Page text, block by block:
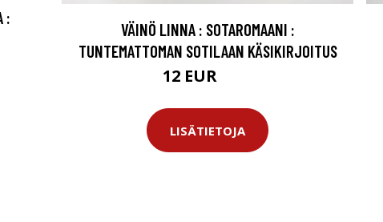
:
VÄINÖ LINNA : SOTAROMAANI :
TUNTEMATTOMAN SOTILAAN KÄSIKIRJOITUS
12 EUR
LISÄTIETOJA